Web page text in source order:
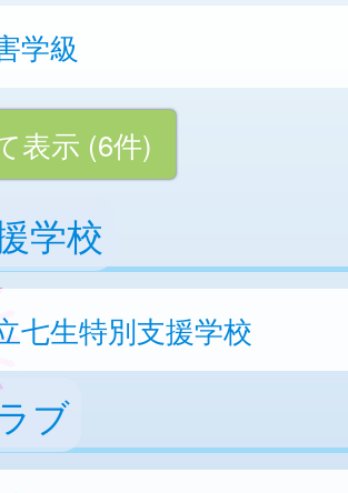
学級
表示 (6件)
学校
七生特別支援学校
ブ